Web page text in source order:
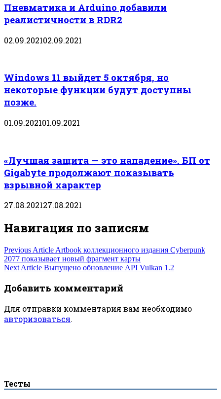
Пневматика и Arduino добавили
реалистичности в RDR2
02.09.202102.09.2021
Windows 11 выйдет 5 октября, но
некоторые функции будут доступны
позже.
01.09.202101.09.2021
«Лучшая защита — это нападение». БП от
Gigabyte продолжают показывать
взрывной характер
27.08.202127.08.2021
Навигация по записям
Previous Article Artbook коллекционного издания Cyberpunk
2077 показывает новый фрагмент карты
Next Article Выпущено обновление API Vulkan 1.2
Добавить комментарий
Для отправки комментария вам необходимо
авторизоваться.
Тесты